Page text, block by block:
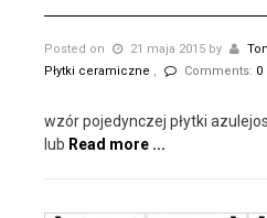
Posted on 21 maja 2015 by
Płytki ceramiczne
Comments: 0
wzór pojedynczej płytki
lub Read more ...